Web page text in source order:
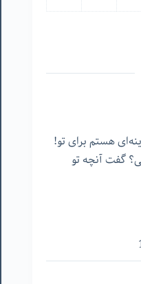
هستم برای تو!
گفت آنچه تو